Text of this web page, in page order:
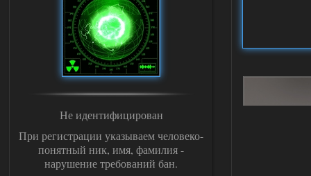
Не идентифицирован
При регистрации указываем человеко-
понятный ник, имя, фамилия -
нарушение требований бан.